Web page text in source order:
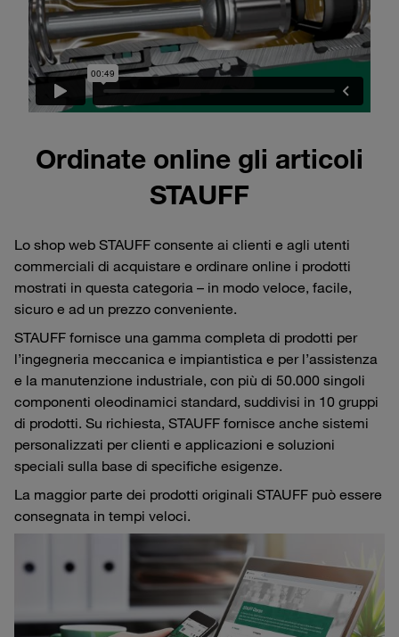
Ordinate online gli articoli
STAUFF
Lo shop web STAUFF consente ai clienti e agli utenti
commerciali di acquistare e ordinare online i prodotti
mostrati in questa categoria – in modo veloce, facile,
sicuro e ad un prezzo conveniente.
STAUFF fornisce una gamma completa di prodotti per
l’ingegneria meccanica e impiantistica e per l’assistenza
e la manutenzione industriale, con più di 50.000 singoli
componenti oleodinamici standard, suddivisi in 10 gruppi
di prodotti. Su richiesta, STAUFF fornisce anche sistemi
personalizzati per clienti e applicazioni e soluzioni
speciali sulla base di specifiche esigenze.
La maggior parte dei prodotti originali STAUFF può essere
consegnata in tempi veloci.